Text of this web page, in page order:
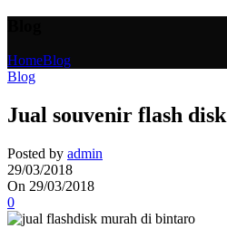
HomeBlog
Blog
Jual souvenir flash
Posted by admin
29/03/2018
On 29/03/2018
0